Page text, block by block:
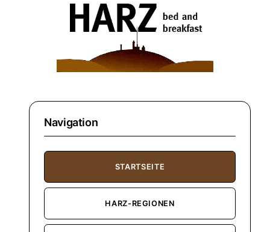
Navigation
STARTSEITE
HARZ-REGIONEN